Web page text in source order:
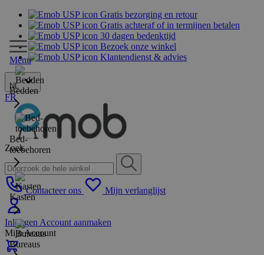
Gratis bezorging en retour
Gratis achteraf of in termijnen betalen
30 dagen bedenktijd
Bezoek onze winkel
Klantendienst & advies
NL
FR
Zoek
Contacteer ons Mijn verlanglijst
Inloggen Account aanmaken
Mijn Account
Menu
Bedden
Bed-
toebehoren
Kasten
Bureaus